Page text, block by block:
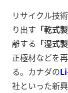
リサイクル技
り出す 「乾式
離する 「湿式
正極材などを
る。カナダの
社といった新